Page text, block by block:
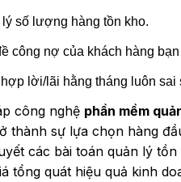
lý số lượng hàng tồn kho.
công nợ của khách hàng
lời/lãi hằng tháng luôn sai
công nghệ phần mềm
thành sự lựa chọn hàng
các bài toán quản lý
tổng quát hiệu quả kinh